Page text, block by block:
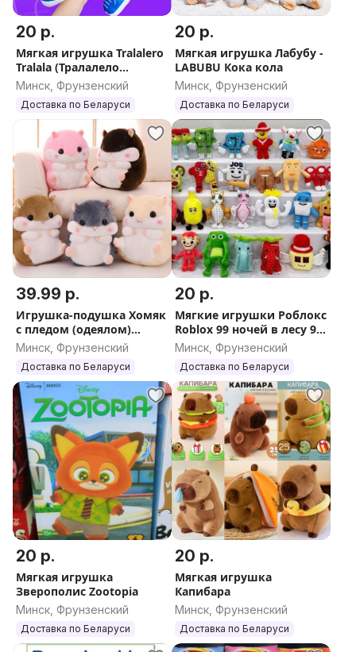
20 р.
Мягкая игрушка Tralalero
Tralala (Тралалело
тралала)
Минск, Фрунзенский
Доставка по Беларуси
20 р.
Мягкая игрушка Лабубу -
LABUBU Кока кола
Минск, Фрунзенский
Доставка по Беларуси
39.99 р.
Игрушка-подушка Хомяк
с пледом (одеялом)
внутри.
Минск, Фрунзенский
Доставка по Беларуси
20 р.
Мягкие игрушки Роблокс
Roblox 99 ночей в лесу 99
nightd in the forest
Минск, Фрунзенский
Доставка по Беларуси
20 р.
Мягкая игрушка
Зверополис Zootopia
Минск, Фрунзенский
Доставка по Беларуси
20 р.
Мягкая игрушка
Капибара
Минск, Фрунзенский
Доставка по Беларуси